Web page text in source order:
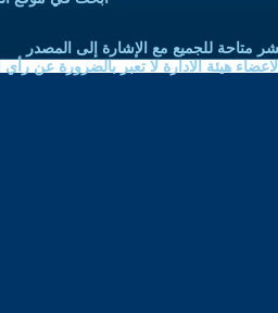
متاحة للجميع مع الإشارة إلى المصدر
هيئة الادارة لا تعبر بالضرورة عن رأي